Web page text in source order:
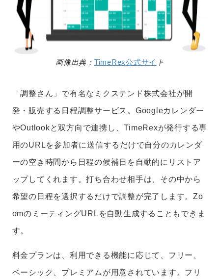
画像出典： TimeRex公式サイ ト
「調整さん」で有名なミクステンド株式会社が開
発・販売する日程調整サービス。Googleカレンダー
やOutlookと双方向で連携し、TimeRexが発行する専
用のURLを参加者に送信するだけで自分のカレンダ
ーの空き時間から日程の候補日を自動的にリストア
ップしてくれます。打ち合わせ相手は、その中から
希望の日程を選択するだけで調整が完了します。Zo
omのミーティングURLを自動生成することもできま
す。
料金プランは、利用できる機能に応じて、フリー、
ベーシック、プレミアムが用意されています。フリ